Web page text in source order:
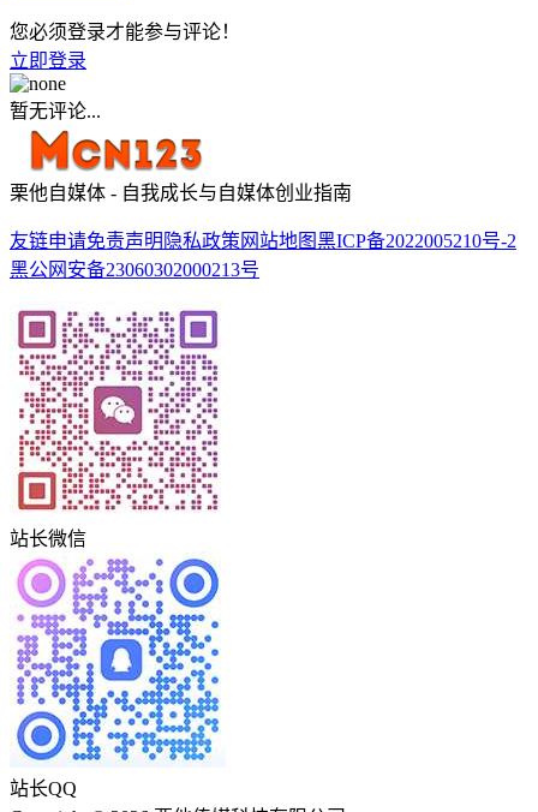
您必须登录才能参与评论！
立即登录
暂无评论...
栗他自媒体 - 自我成长与自媒体创业指南
友链申请免责声明 隐私政策 网站地图黑ICP备2022005210号-2
黑公网安备23060302000213号
站长微信
站长QQ